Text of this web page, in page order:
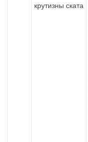
крутизны ската